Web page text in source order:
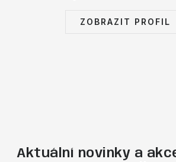
ZOBRAZIT PROFIL
Aktuální novinky a